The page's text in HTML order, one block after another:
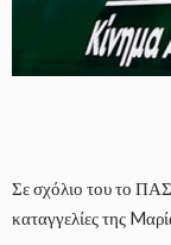
Σε σχόλιο του το
καταγγελίες της